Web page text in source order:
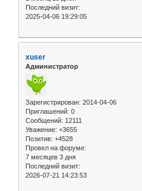
Последний визит:
2025-04-06 19:29:05
xuser
Администратор
Зарегистрирован: 2014-04-06
Приглашений: 0
Сообщений: 12111
Уважение: +3655
Позитив: +4528
Провел на форуме:
7 месяцев 3 дня
Последний визит:
2026-07-21 14:23:53